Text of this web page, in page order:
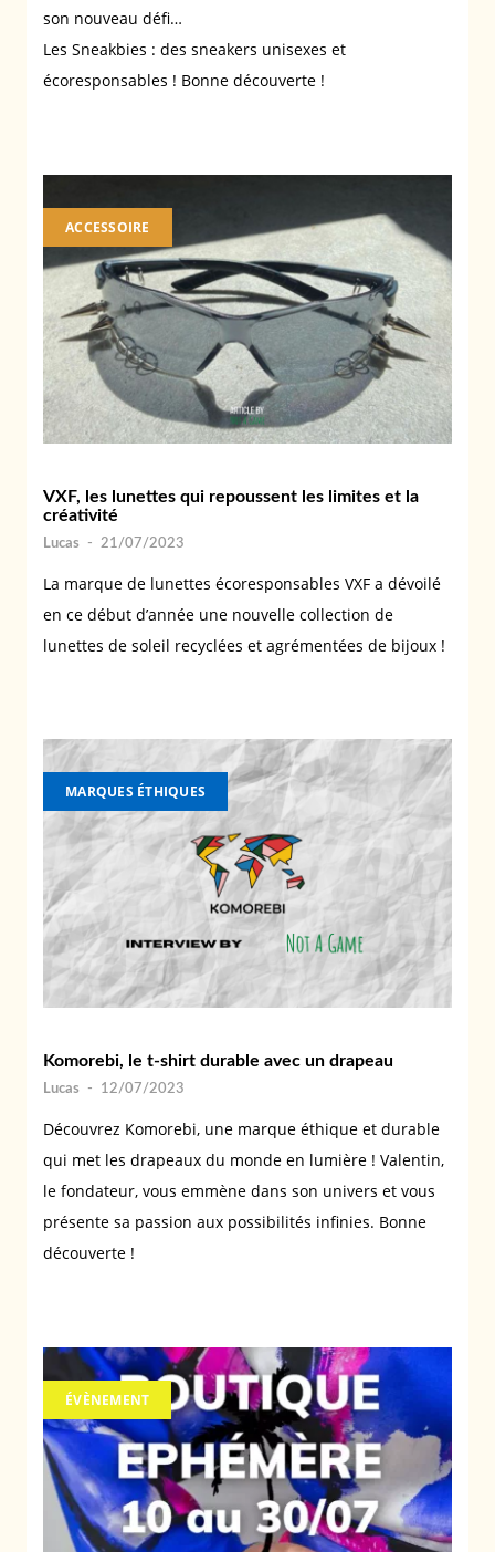
son nouveau défi…
Les Sneakbies : des sneakers unisexes et
écoresponsables ! Bonne découverte !
ACCESSOIRE
VXF, les lunettes qui repoussent les limites et la
créativité
Lucas - 21/07/2023
La marque de lunettes écoresponsables VXF a dévoilé
en ce début d’année une nouvelle collection de
lunettes de soleil recyclées et agrémentées de bijoux !
MARQUES ÉTHIQUES
Komorebi, le t-shirt durable avec un drapeau
Lucas - 12/07/2023
Découvrez Komorebi, une marque éthique et durable
qui met les drapeaux du monde en lumière ! Valentin,
le fondateur, vous emmène dans son univers et vous
présente sa passion aux possibilités infinies. Bonne
découverte !
ÉVÈNEMENT